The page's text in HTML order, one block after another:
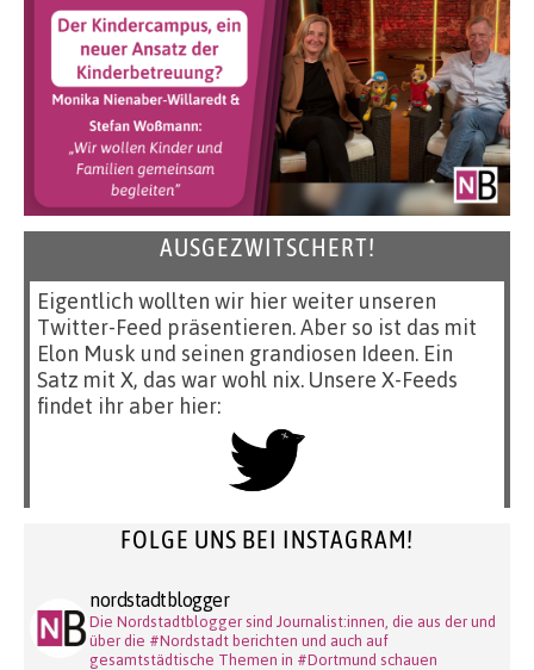
AUSGEZWITSCHERT!
Eigentlich wollten wir hier weiter unseren
Twitter-Feed präsentieren. Aber so ist das mit
Elon Musk und seinen grandiosen Ideen. Ein
Satz mit X, das war wohl nix. Unsere X-Feeds
findet ihr aber hier:
FOLGE UNS BEI INSTAGRAM!
nordstadtblogger
Die Nordstadtblogger sind Journalist:innen, die aus der und
über die #Nordstadt berichten und auch auf
gesamtstädtische Themen in #Dortmund schauen